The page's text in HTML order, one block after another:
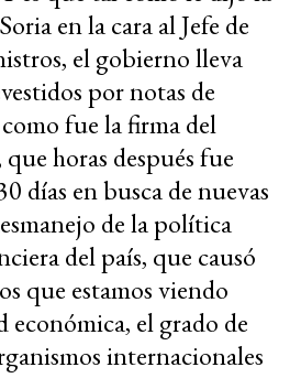
en la cara al Jefe de
el gobierno lleva
por notas de
fue la firma del
horas después fue
días en busca de nuevas
de la política
del país, que causó
que estamos viendo
económica, el grado de
internacionales